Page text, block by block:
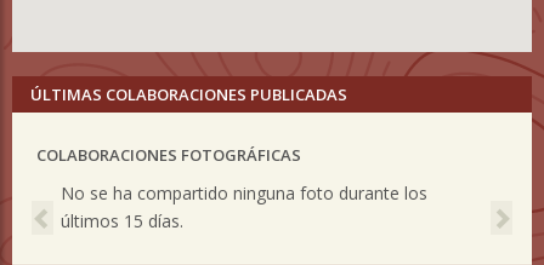
ÚLTIMAS COLABORACIONES PUBLICADAS
COLABORACIONES FOTOGRÁFICAS
No se ha compartido ninguna foto durante los
últimos 15 días.
Previous